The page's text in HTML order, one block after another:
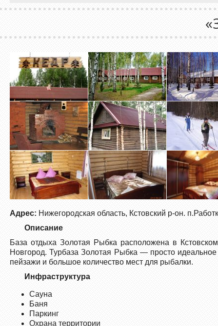
Адрес: Нижегородская область, Кстовский р-он.
Описание
База отдыха Золотая Рыбка расположена в
Новгород. Турбаза Золотая Рыбка — просто
пейзажи и большое количество мест для рыбалки.
Инфраструктура
Сауна
Баня
Паркинг
Охрана территории